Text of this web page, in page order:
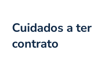
Cuidados a
contrato